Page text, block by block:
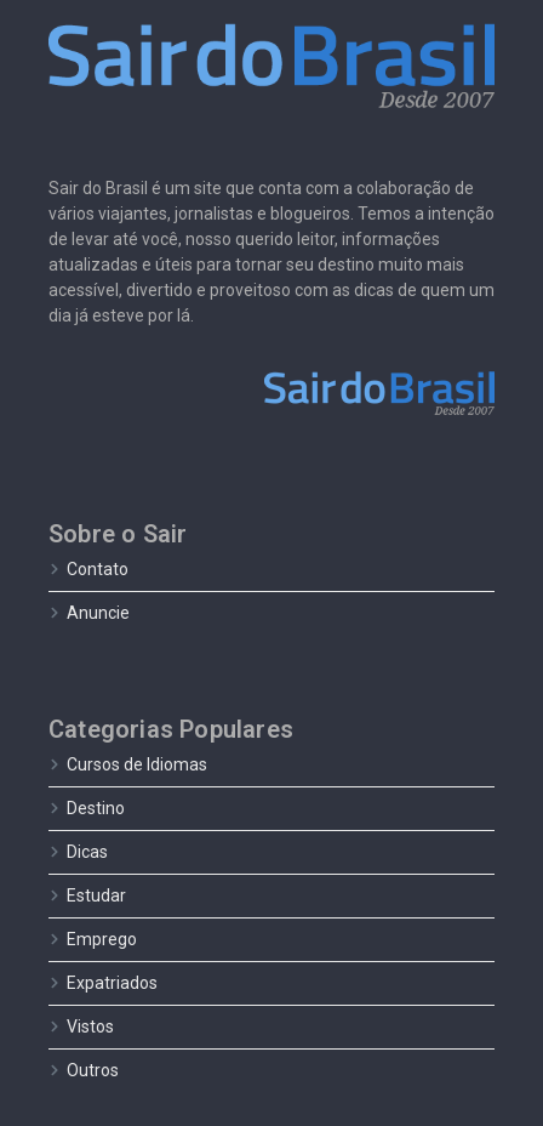
Sair do Brasil é um site que conta com a colaboração de
vários viajantes, jornalistas e blogueiros. Temos a intenção
de levar até você, nosso querido leitor, informações
atualizadas e úteis para tornar seu destino muito mais
acessível, divertido e proveitoso com as dicas de quem um
dia já esteve por lá.
Sobre o Sair
Contato
Anuncie
Categorias Populares
Cursos de Idiomas
Destino
Dicas
Estudar
Emprego
Expatriados
Vistos
Outros